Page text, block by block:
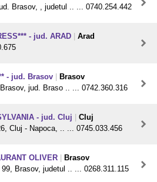
Brasov, , judetul .. ... 0740.254.442
- jud. ARAD
Arad
- jud. Brasov
Brasov
jud. Braso .. ... 0742.360.316
- jud. Cluj
Cluj
Cluj - Napoca, .. ... 0745.033.456
OLIVER
Brasov
Brasov, judetul .. ... 0268.311.115